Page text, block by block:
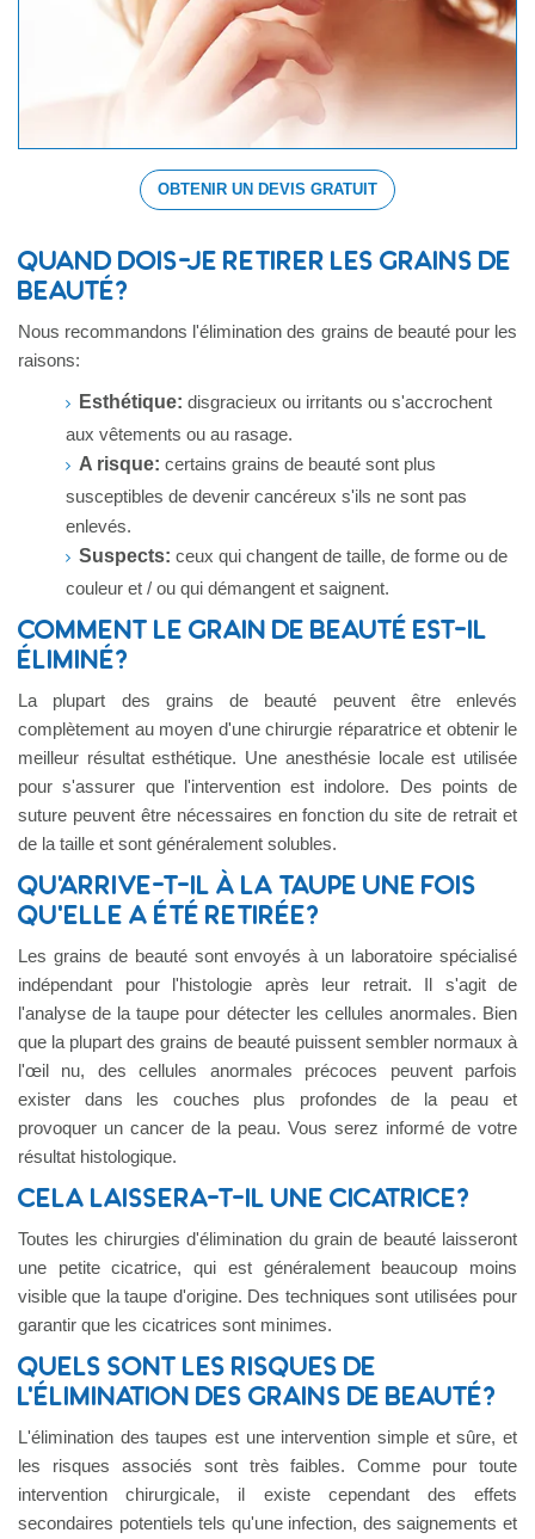
OBTENIR UN DEVIS GRATUIT
QUAND DOIS-JE RETIRER LES GRAINS DE
BEAUTÉ?
Nous recommandons l'élimination des grains de beauté pour les
raisons:
Esthétique: disgracieux ou irritants ou s'accrochent
aux vêtements ou au rasage.
A risque: certains grains de beauté sont plus
susceptibles de devenir cancéreux s'ils ne sont pas
enlevés.
Suspects: ceux qui changent de taille, de forme ou de
couleur et / ou qui démangent et saignent.
COMMENT LE GRAIN DE BEAUTÉ EST-IL
ÉLIMINÉ?
La plupart des grains de beauté peuvent être enlevés
complètement au moyen d'une chirurgie réparatrice et obtenir le
meilleur résultat esthétique. Une anesthésie locale est utilisée
pour s'assurer que l'intervention est indolore. Des points de
suture peuvent être nécessaires en fonction du site de retrait et
de la taille et sont généralement solubles.
QU'ARRIVE-T-IL À LA TAUPE UNE FOIS
QU'ELLE A ÉTÉ RETIRÉE?
Les grains de beauté sont envoyés à un laboratoire spécialisé
indépendant pour l'histologie après leur retrait. Il s'agit de
l'analyse de la taupe pour détecter les cellules anormales. Bien
que la plupart des grains de beauté puissent sembler normaux à
l'œil nu, des cellules anormales précoces peuvent parfois
exister dans les couches plus profondes de la peau et
provoquer un cancer de la peau. Vous serez informé de votre
résultat histologique.
CELA LAISSERA-T-IL UNE CICATRICE?
Toutes les chirurgies d'élimination du grain de beauté laisseront
une petite cicatrice, qui est généralement beaucoup moins
visible que la taupe d'origine. Des techniques sont utilisées pour
garantir que les cicatrices sont minimes.
QUELS SONT LES RISQUES DE
L'ÉLIMINATION DES GRAINS DE BEAUTÉ?
L'élimination des taupes est une intervention simple et sûre, et
les risques associés sont très faibles. Comme pour toute
intervention chirurgicale, il existe cependant des effets
secondaires potentiels tels qu'une infection, des saignements et